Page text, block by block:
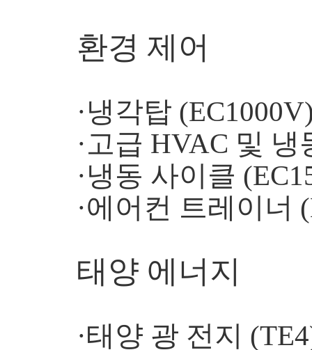
환경 제어
·냉각탑
·고급 HVAC 및
·냉동 사이클
·에어컨 트레이너
태양 에너지
·태양 광 전지